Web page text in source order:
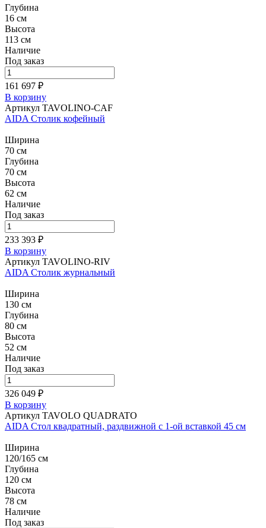
Глубина
16 см
Высота
113 см
Наличие
Под заказ
161 697 ₽
В корзину
Артикул TAVOLINO-CAF
AIDA Столик кофейный
Ширина
70 см
Глубина
70 см
Высота
62 см
Наличие
Под заказ
233 393 ₽
В корзину
Артикул TAVOLINO-RIV
AIDA Столик журнальный
Ширина
130 см
Глубина
80 см
Высота
52 см
Наличие
Под заказ
326 049 ₽
В корзину
Артикул TAVOLO QUADRATO
AIDA Стол квадратный, раздвижной с 1-ой вставкой 45 см
Ширина
120/165 см
Глубина
120 см
Высота
78 см
Наличие
Под заказ